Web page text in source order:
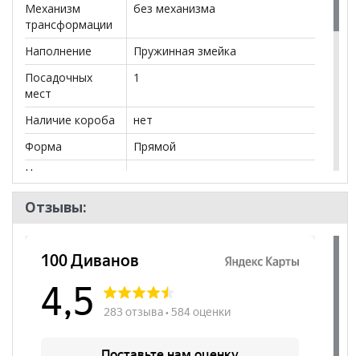
Механизм
трансформации
без механизма
Наполнение
Пружинная змейка
Посадочных
мест
1
Наличие короба
нет
Форма
Прямой
Наличие спинки
Высота
посадочного
Наличие
подлокотников
да
Съёмный чехол
нет
Отзывы: